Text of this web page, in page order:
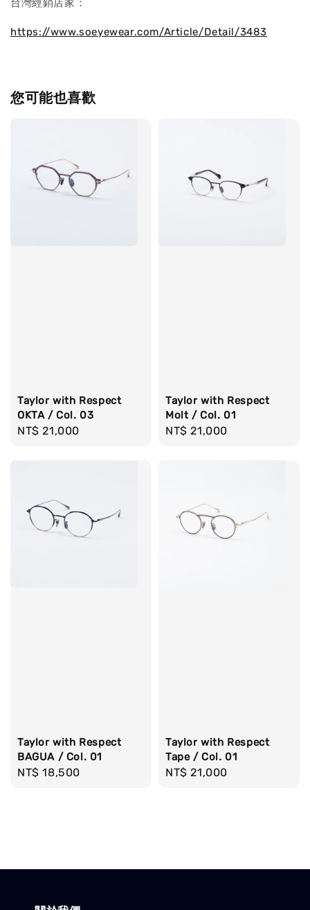
https://www.soeyewear.com/Article/Detail/3483
您可能也喜歡
Taylor with Respect
OKTA / Col. 03
Regular
NT$ 21,000
Taylor with Respect
Molt / Col. 01
Regular
NT$ 21,000
Taylor with Respect
BAGUA / Col. 01
Regular
NT$ 18,500
Taylor with Respect
Tape / Col. 01
Regular
NT$ 21,000